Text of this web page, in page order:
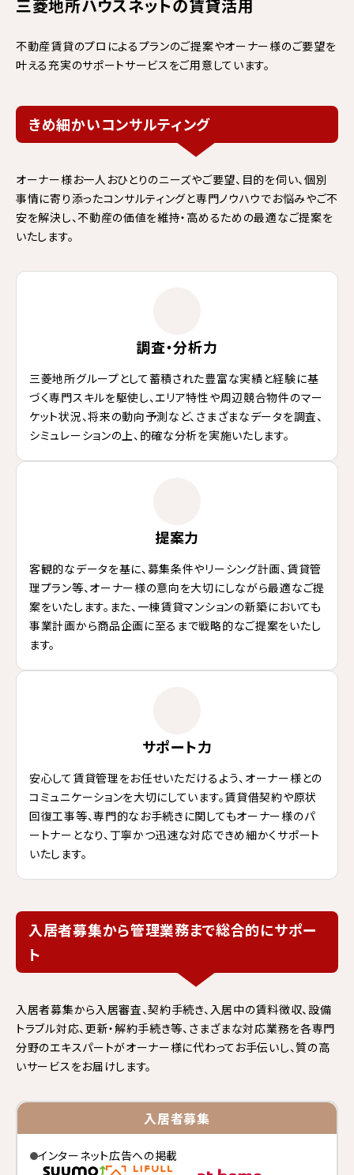
三菱地所ハウスネットの賃貸活用
不動産賃貸のプロによるプランのご提案やオーナー様のご要望を
叶える充実のサポートサービスをご用意しています。
きめ細かいコンサルティング
オーナー様お一人おひとりのニーズやご要望、目的を伺い、個別
事情に寄り添ったコンサルティングと専門ノウハウでお悩みやご不
安を解決し、不動産の価値を維持・高めるための最適なご提案を
いたします。
調査・分析力
三菱地所グループとして蓄積された豊富な実績と経験に基
づく専門スキルを駆使し、エリア特性や周辺競合物件のマー
ケット状況、将来の動向予測など、さまざまなデータを調査、
シミュレーションの上、的確な分析を実施いたします。
提案力
客観的なデータを基に、募集条件やリーシング計画、賃貸管
理プラン等、オーナー様の意向を大切にしながら最適なご提
案をいたします。また、一棟賃貸マンションの新築においても
事業計画から商品企画に至るまで戦略的なご提案をいたし
ます。
サポート力
安心して賃貸管理をお任せいただけるよう、オーナー様との
コミュニケーションを大切にしています。賃貸借契約や原状
回復工事等、専門的なお手続きに関してもオーナー様のパ
ートナーとなり、丁寧かつ迅速な対応できめ細かくサポート
いたします。
入居者募集から管理業務まで総合的にサポー
ト
入居者募集から入居審査、契約手続き、入居中の賃料徴収、設備
トラブル対応、更新・解約手続き等、さまざまな対応業務を各専門
分野のエキスパートがオーナー様に代わってお手伝いし、質の高
いサービスをお届けします。
入居者募集
インターネット広告への掲載